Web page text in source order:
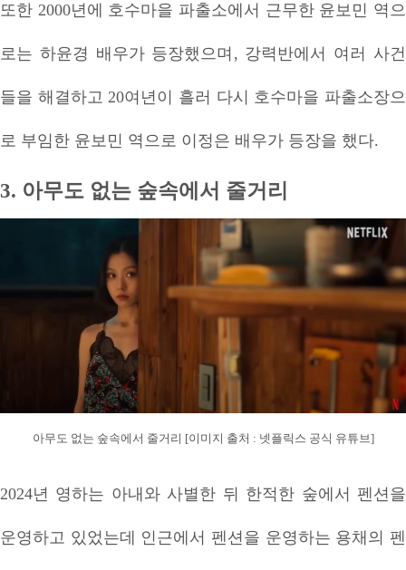
또한 2000년에 호수마을 파출소에서 근무한 윤보민 역으
로는 하윤경 배우가 등장했으며, 강력반에서 여러 사건
들을 해결하고 20여년이 흘러 다시 호수마을 파출소장으
로 부임한 윤보민 역으로 이정은 배우가 등장을 했다.
3. 아무도 없는 숲속에서 줄거리
아무도 없는 숲속에서 줄거리 [이미지 출처 : 넷플릭스 공식 유튜브]
2024년 영하는 아내와 사별한 뒤 한적한 숲에서 펜션을
운영하고 있었는데 인근에서 펜션을 운영하는 용채의 펜